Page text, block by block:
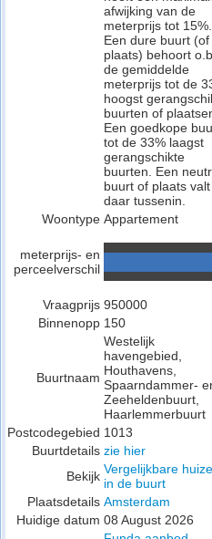
afwijking van de
meterprijs tot 15%.
Een dure buurt (of
plaats) behoort
de gemiddelde
meterprijs tot de
hoogst
buurten of
Een goedkope
tot de 33% laagst
gerangschikte
buurten. Een
buurt of plaats valt
daar tussenin.
Woontype Appartement
meterprijs- en
perceelverschil
Vraagprijs 950000
Binnenopp 150
Buurtnaam
Westelijk
havengebied,
Houthavens,
Spaarndammer-
Zeeheldenbuurt,
Haarlemmerbuurt
Postcodegebied 1013
Buurtdetails zie hier
Bekijk Vergelijkbare
in de buurt
Plaatsdetails Amsterdam
Huidige datum 08 August 2026